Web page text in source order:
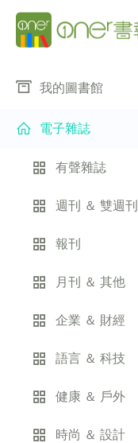
我的圖書館
電子雜誌
有聲雜誌
週刊 ＆ 雙週刊
報刊
月刊 ＆ 其他
企業 ＆ 財經
語言 ＆ 科技
健康 ＆ 戶外
時尚 ＆ 設計